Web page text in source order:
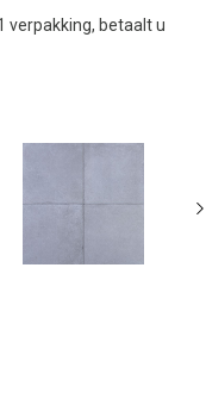
verpakking, betaalt u